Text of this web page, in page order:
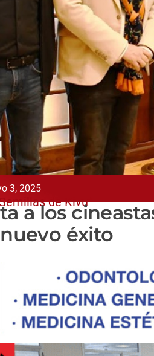
3, 2025
de Kivu”
a los
éxito